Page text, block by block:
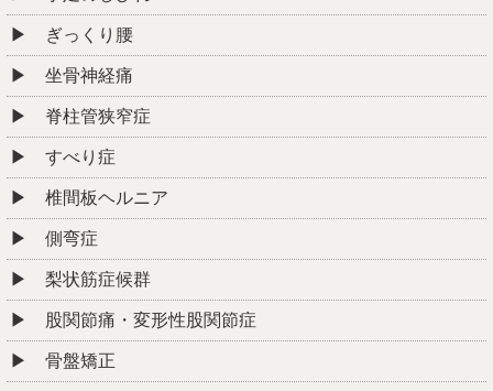
ぎっくり腰
坐骨神経痛
脊柱管狭窄症
すべり症
椎間板ヘルニア
側弯症
梨状筋症候群
股関節痛・変形性股関節症
骨盤矯正